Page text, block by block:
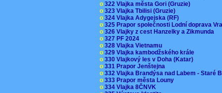
o 322 Vlajka města Gori (Gruzie)
o 323 Vlajka Tbilisi (Gruzie)
o 324 Vlajka Adygejska (RF)
o 325 Prapor společnosti Lodní doprava
o 326 Vlajky z cest Hanzelky a Zikmunda
o 327 PF 2024
o 328 Vlajka Vietnamu
o 329 Vlajka kambodžského krále
o 330 Vlajkový les v Doha (Katar)
o 331 Prapor Jenštejna
o 332 Vlajka Brandýsa nad Labem - Staré
o 333 Prapor města Louny
o 334 Vlajka 8ČNVK